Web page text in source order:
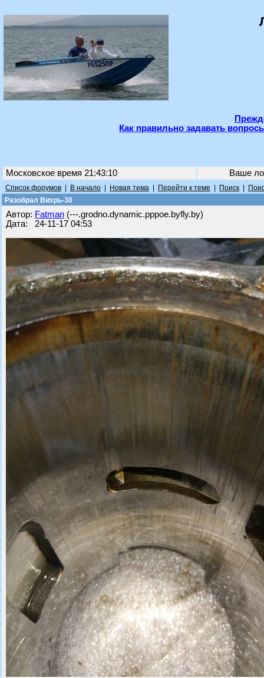
Как правильно задавать
Московское время 21:43:10 Ваше
Список форумов В начало Новая тема Перейти к теме Поиск
Разобрал Вихрь-30
Автор: Fatman (---.grodno.dynamic.pppoe.byfly.by)
Дата: 24-11-17 04:53